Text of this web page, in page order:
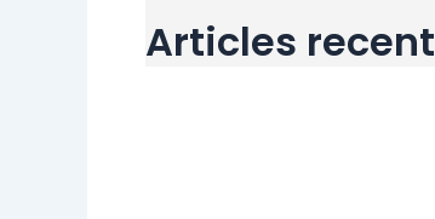
Articles recent